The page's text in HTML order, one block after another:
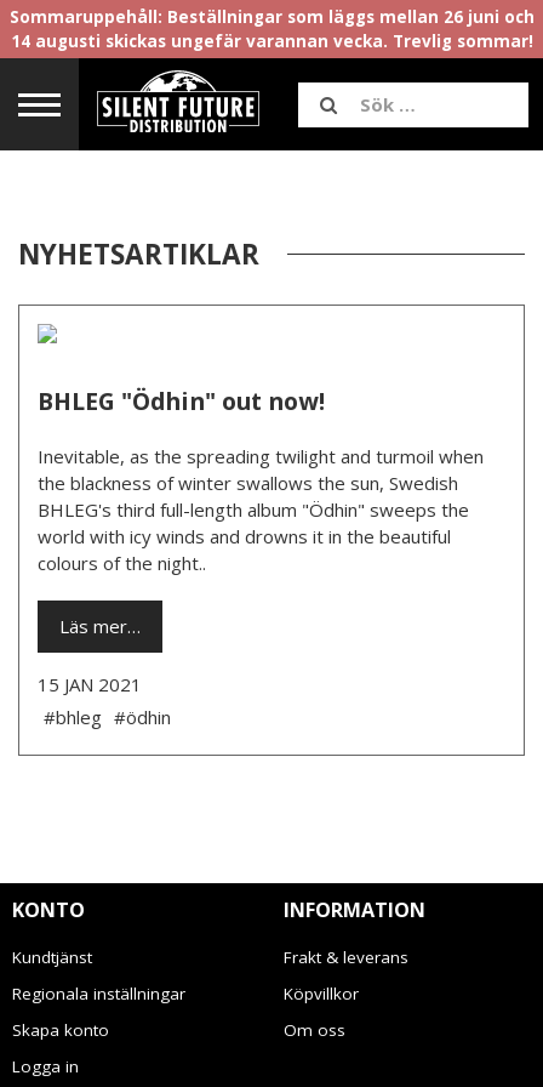
Sommaruppehåll: Beställningar som läggs mellan 26 juni och
14 augusti skickas ungefär varannan vecka. Trevlig sommar!
NYHETSARTIKLAR
BHLEG "Ödhin" out now!
Inevitable, as the spreading twilight and turmoil when
the blackness of winter swallows the sun, Swedish
BHLEG's third full-length album "Ödhin" sweeps the
world with icy winds and drowns it in the beautiful
colours of the night..
Läs mer…
15 JAN 2021
#bhleg #ödhin
KONTO
Kundtjänst
Regionala inställningar
Skapa konto
Logga in
INFORMATION
Frakt & leverans
Köpvillkor
Om oss